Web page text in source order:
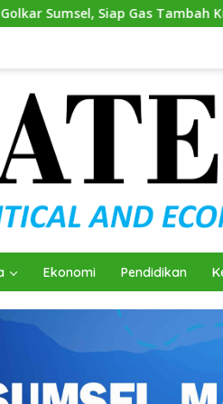
Kursi Andie
Ekonomi Pendidikan